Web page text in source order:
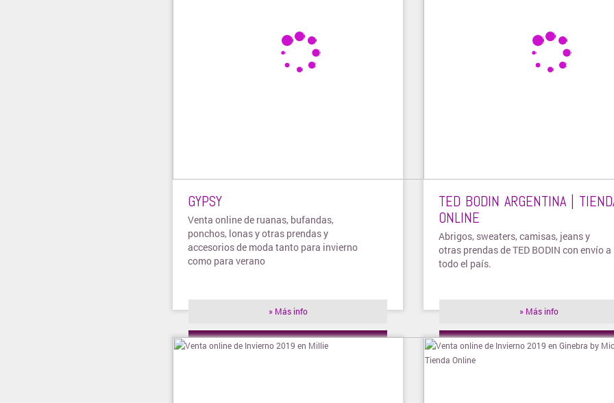
GYPSY
Venta online de ruanas, bufandas,
ponchos, lonas y otras prendas y
accesorios de moda tanto para invierno
como para verano
» Más info
» Visitar tienda
TED BODIN ARGENTINA |
ONLINE
Abrigos, sweaters, camisas, jeans y
otras prendas de TED BODIN con envío a
todo el país.
» Más info
» Visitar tienda